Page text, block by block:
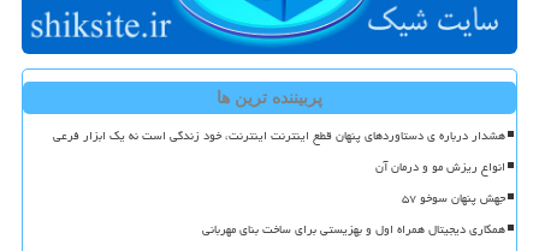
پربیننده ترین ها
هشدار درباره ی دستاوردهای پنهان قطع اینترنت اینترنت، خود زندگی است نه یک ابزار فرعی
انواع ریزش مو و درمان آن
جهش پنهان سوخو ۵۷
همکاری دیجیتال همراه اول و بهزیستی برای ساخت بنای مهربانی